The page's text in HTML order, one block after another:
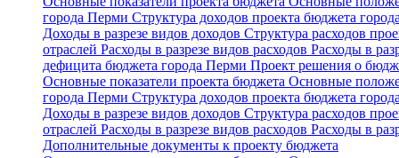
города Перми Структура доходов проекта бюджета
Доходы в разрезе видов доходов Структура расходов
отраслей Расходы в разрезе видов расходов Расходы в
дефицита бюджета города Перми Проект решения о
Основные показатели проекта бюджета Основные
города Перми Структура доходов проекта бюджета
Доходы в разрезе видов доходов Структура расходов
отраслей Расходы в разрезе видов расходов Расходы в
Дополнительные документы к проекту бюджета